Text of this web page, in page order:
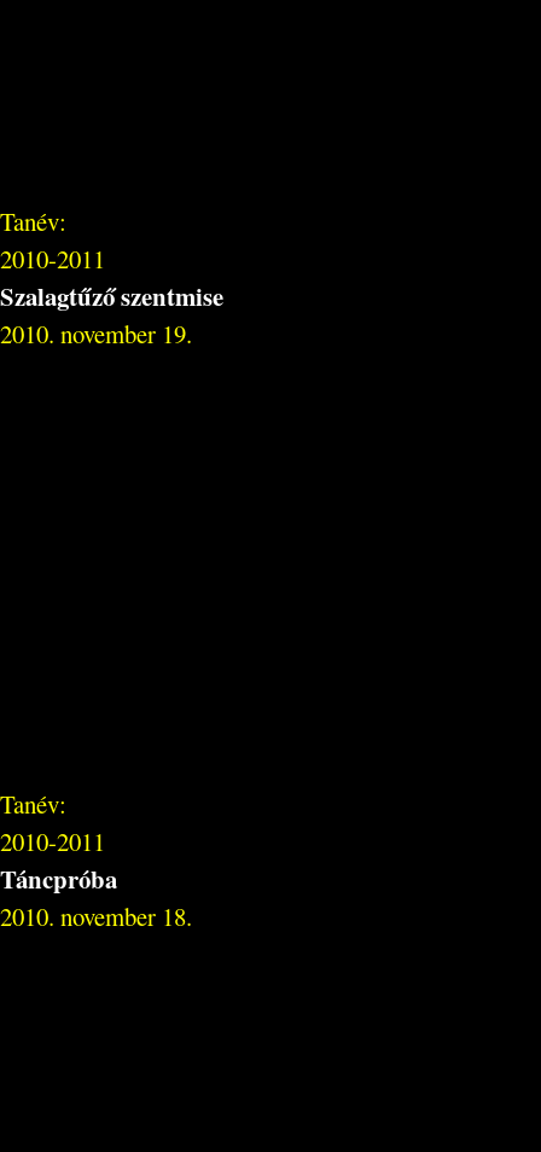
Tanév:
2010-2011
Szalagtűző szentmise
2010. november 19.
Tanév:
2010-2011
Táncpróba
2010. november 18.